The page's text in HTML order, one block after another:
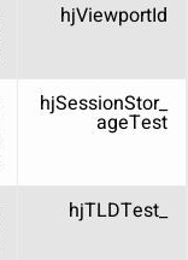
hjViewportId
_hjSessionStor
ageTest
_hjTLDTest